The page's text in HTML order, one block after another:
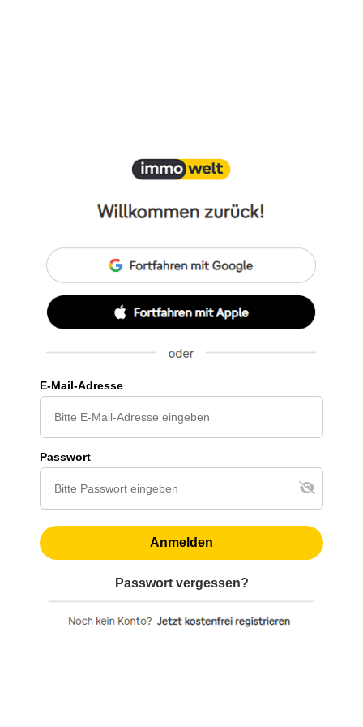
E-Mail-Adresse
Passwort
Anmelden
Passwort vergessen?